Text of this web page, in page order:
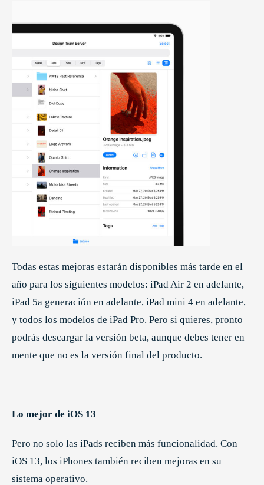
Todas estas mejoras estarán disponibles más tarde en el
año para los siguientes modelos: iPad Air 2 en adelante,
iPad 5a generación en adelante, iPad mini 4 en adelante,
y todos los modelos de iPad Pro. Pero si quieres, pronto
podrás descargar la versión beta, aunque debes tener en
mente que no es la versión final del producto.
Lo mejor de iOS 13
Pero no solo las iPads reciben más funcionalidad. Con
iOS 13, los iPhones también reciben mejoras en su
sistema operativo.